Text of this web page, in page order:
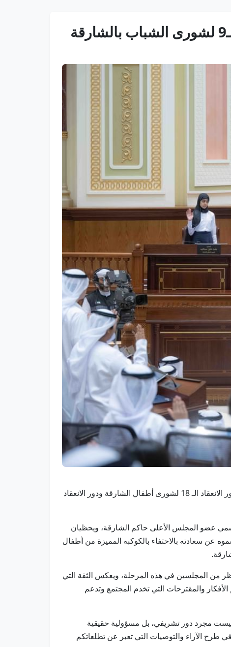
الشارقة في 25 يناير/ وام / افتتح سمو الشيخ سلطان بن أحمد بن سلطان القاسمي نائب حاكم الشارقة، اليوم الأحد، دور الانعقاد الـ 18 لشورى أطفال الشارقة ودور الانعقاد
عضو المجلس الأعلى حاكم الشارقة، ويحظيان
عن سعادته بالاحتفاء بالكوكبه المميزة من أطفال
من المجلسين في هذه المرحلة، ويعكس الثقة التي
والمقترحات التي تخدم المجتمع وتدعم
مجرد دور تشريفي، بل مسؤولية حقيقية
طرح الآراء والتوصيات التي تعبر عن تطلعاتكم